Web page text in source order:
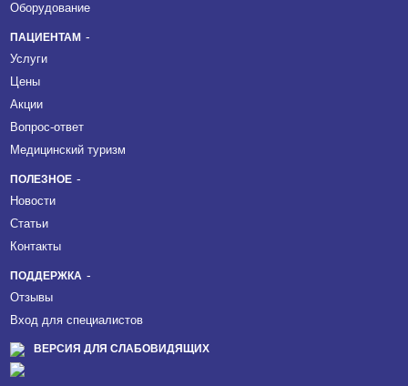
Оборудование
ПАЦИЕНТАМ
Услуги
Цены
Акции
Вопрос-ответ
Медицинский туризм
ПОЛЕЗНОЕ
Новости
Статьи
Контакты
ПОДДЕРЖКА
Отзывы
Вход для специалистов
ВЕРСИЯ ДЛЯ СЛАБОВИДЯЩИХ